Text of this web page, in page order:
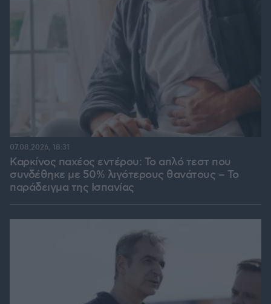
Καρκίνος παχέος εντέρου: Το απλό τεστ που
συνδέθηκε με 50% λιγότερους θανάτους – Το
παράδειγμα της Ισπανίας
07.08.2026, 18:31